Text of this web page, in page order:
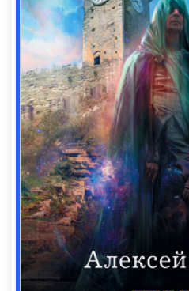
Не понял. Откуда вонь?
сортирах не бывает. И я
Господи, как хорошо.
поспать… Кажется, лежу
мягко и удобно.
Снилась домашняя
собралась замуж, хотя
Проснулся от бьющего
человек, который
мрачной комнате с
более всего похожим на
замка. Это что – чистилище
Пол, стены, низкий